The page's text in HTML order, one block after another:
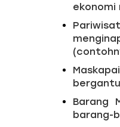
ekonomi
Barang
barang-